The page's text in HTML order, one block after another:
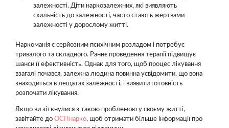
залежності. Діти наркозалежних, які виявляють
схильність до залежності, часто стають жертвами
залежності у дорослому житті.
Наркоманія є серйозним психічним розладом і потребує
тривалого та складного. Раннє проведення терапії підвищує
шанси її ефективність. Однак для того, щоб процес лікування
взагалі почався, залежна людина повинна усвідомити, що вона
знаходиться в лещатах залежності, і виявити готовність
розпочати лікування.
Якщо ви зіткнулися з такою проблемою у своєму житті,
завітайте до ОСПнарко, щоб отримати більше інформації про